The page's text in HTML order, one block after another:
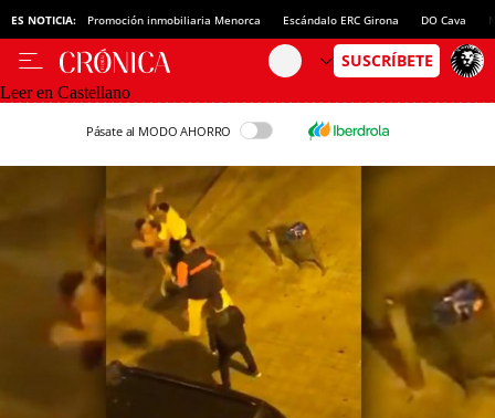
ES NOTICIA: Promoción inmobiliaria Menorca Escándalo ERC Girona DO Cava
Leer en Castellano
Pásate al MODO AHORRO